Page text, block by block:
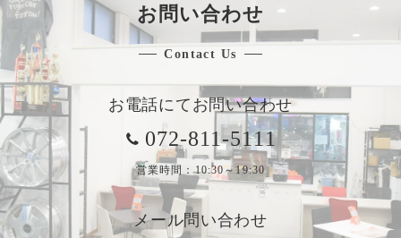
お問い合わせ
Contact Us
お電話にてお問い合わせ
072-811-5111
営業時間：10:30～19:30
メール問い合わせ